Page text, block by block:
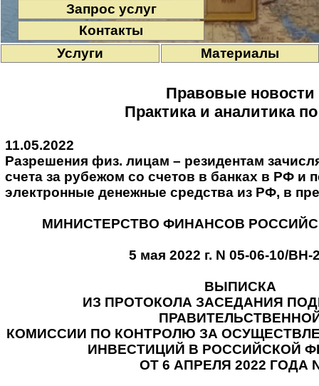
Запрос услуг
Контакты
Услуги
Материалы
Правовые новости
Практика и аналитика
11.05.2022
Разрешения физ. лицам – резидентам
счета за рубежом со счетов в банках в РФ и
электронные денежные средства из РФ, в
МИНИСТЕРСТВО ФИНАНСОВ
5 мая 2022 г. N 05-06-10/ВН-
ВЫПИСКА
ИЗ ПРОТОКОЛА ЗАСЕДАНИЯ
КОМИССИИ ПО КОНТРОЛЮ ЗА
ИНВЕСТИЦИЙ В РОССИЙСКОЙ
ОТ 6 АПРЕЛЯ 2022 ГОДА